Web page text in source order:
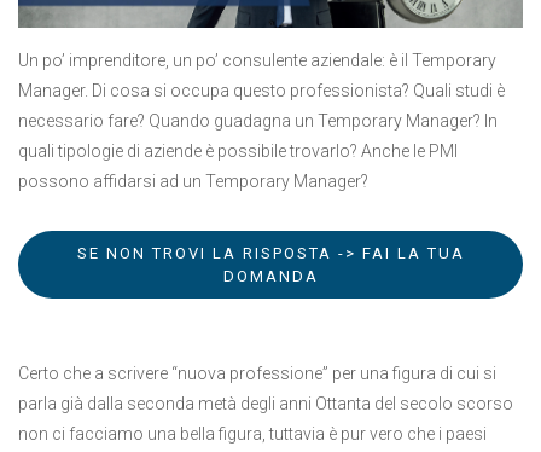
Un po’ imprenditore, un po’ consulente aziendale: è il Temporary
Manager. Di cosa si occupa questo professionista? Quali studi è
necessario fare? Quando guadagna un Temporary Manager? In
quali tipologie di aziende è possibile trovarlo? Anche le PMI
possono affidarsi ad un Temporary Manager?
SE NON TROVI LA RISPOSTA -> FAI LA TUA
DOMANDA
Certo che a scrivere “nuova professione” per una figura di cui si
parla già dalla seconda metà degli anni Ottanta del secolo scorso
non ci facciamo una bella figura, tuttavia è pur vero che i paesi